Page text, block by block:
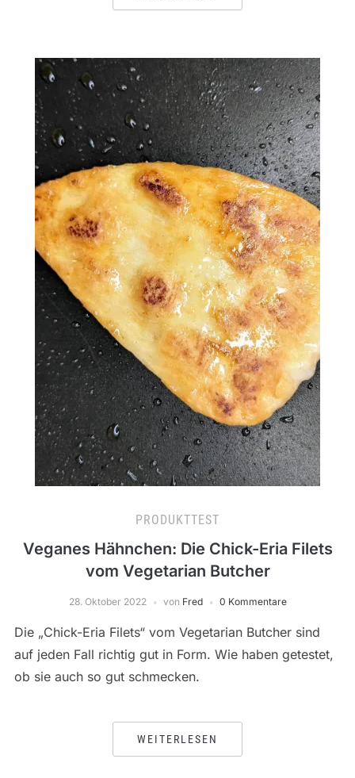
PRODUKTTEST
Veganes Hähnchen: Die Chick-Eria Filets
vom Vegetarian Butcher
28. Oktober 2022 von Fred 0 Kommentare
Die „Chick-Eria Filets“ vom Vegetarian Butcher sind
auf jeden Fall richtig gut in Form. Wie haben getestet,
ob sie auch so gut schmecken.
WEITERLESEN